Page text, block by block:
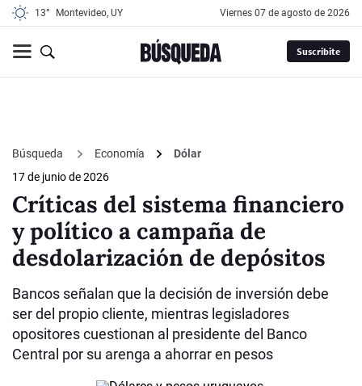
13° Montevideo, UY viernes 07 de agosto de 2026
Suscribite
Búsqueda Economía
Dólar
17 de junio de 2026
Críticas del sistema financiero
y político a campaña de
desdolarización de depósitos
Bancos señalan que la decisión de inversión debe
ser del propio cliente, mientras legisladores
opositores cuestionan al presidente del Banco
Central por su arenga a ahorrar en pesos